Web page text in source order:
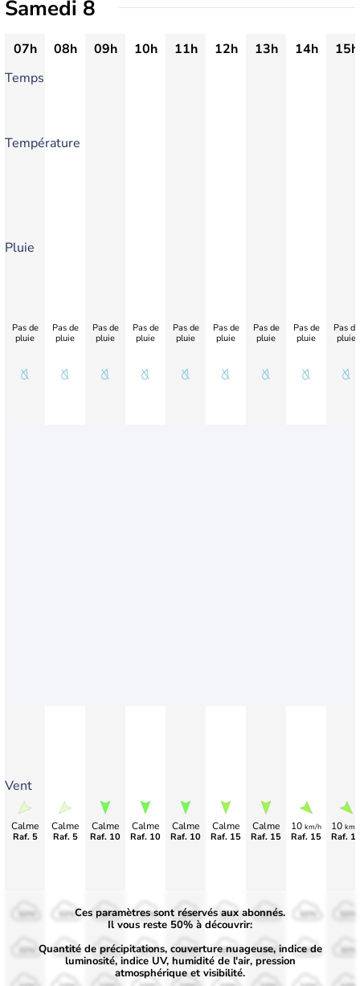
Samedi 8
07h 08h 09h 10h 11h 12h 13h 14h
15h
Temps
Température
Pluie
Vent
Pas de
pluie
Calme
Raf. 5
Pas de
pluie
Calme
Raf. 5
Pas de
pluie
Calme
Raf. 10
Pas de
pluie
Calme
Raf. 10
Pas de
pluie
Calme
Raf. 10
Pas de
pluie
Calme
Raf. 15
Pas de
pluie
Calme
Raf. 15
Pas de
pluie
10 km/h
Raf. 15
Pas de
pluie
10 km/
Raf.
50%
30%
50%
30%
50%
30%
50%
30%
50%
30%
50%
30%
50%
30%
Ces paramètres sont réservés aux abonnés.
Il vous reste 50% à découvrir:
Quantité de précipitations, couverture nuageuse, indice de
luminosité, indice UV, humidité de l'air, pression
atmosphérique et visibilité.